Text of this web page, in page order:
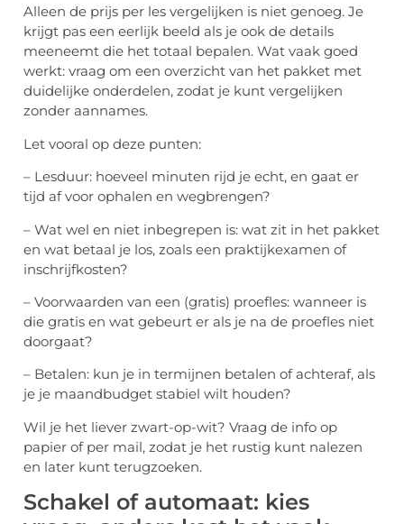
Alleen de prijs per les vergelijken is niet genoeg. Je
krijgt pas een eerlijk beeld als je ook de details
meeneemt die het totaal bepalen. Wat vaak goed
werkt: vraag om een overzicht van het pakket met
duidelijke onderdelen, zodat je kunt vergelijken
zonder aannames.
Let vooral op deze punten:
– Lesduur: hoeveel minuten rijd je echt, en gaat er
tijd af voor ophalen en wegbrengen?
– Wat wel en niet inbegrepen is: wat zit in het pakket
en wat betaal je los, zoals een praktijkexamen of
inschrijfkosten?
– Voorwaarden van een (gratis) proefles: wanneer is
die gratis en wat gebeurt er als je na de proefles niet
doorgaat?
– Betalen: kun je in termijnen betalen of achteraf, als
je je maandbudget stabiel wilt houden?
Wil je het liever zwart-op-wit? Vraag de info op
papier of per mail, zodat je het rustig kunt nalezen
en later kunt terugzoeken.
Schakel of automaat: kies